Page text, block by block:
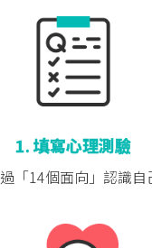
1. 填寫心理測驗
「14個面向」 認識自